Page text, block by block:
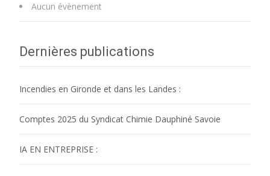
Aucun évènement
Dernières publications
Incendies en Gironde et dans les Landes :
Comptes 2025 du Syndicat Chimie Dauphiné Savoie
IA EN ENTREPRISE :